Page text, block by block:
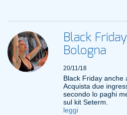
Black
Bologna
20/11/18
Black Friday anche
Acquista due
secondo lo paghi
sul kit Seterm.
leggi